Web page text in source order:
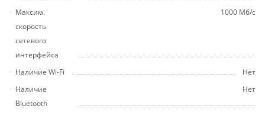
Максим.
скорость
сетевого
интерфейса
1000 Мб/с
Наличие Wi-Fi
Нет
Наличие
Bluetooth
Нет